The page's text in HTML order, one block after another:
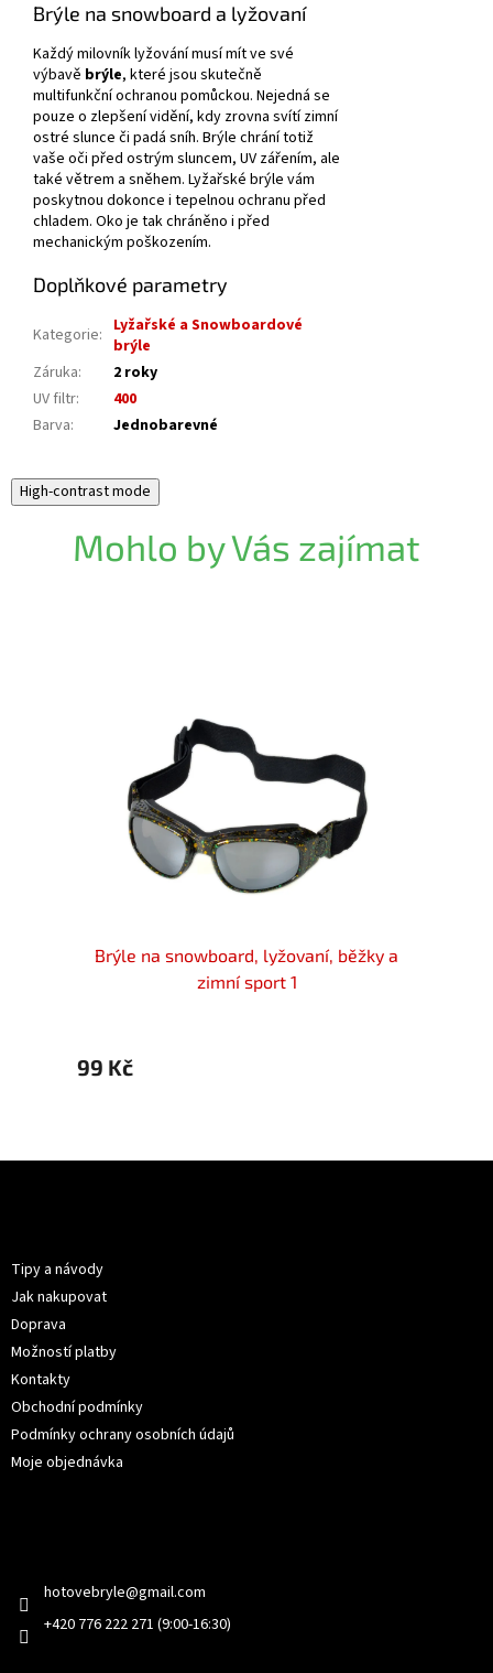
Brýle na snowboard a lyžovaní
Každý milovník lyžování musí mít ve své
výbavě brýle, které jsou skutečně
multifunkční ochranou pomůckou. Nejedná se
pouze o zlepšení vidění, kdy zrovna svítí zimní
ostré slunce či padá sníh. Brýle chrání totiž
vaše oči před ostrým sluncem, UV zářením, ale
také větrem a sněhem. Lyžařské brýle vám
poskytnou dokonce i tepelnou ochranu před
chladem. Oko je tak chráněno i před
mechanickým poškozením.
Doplňkové parametry
Kategorie: Lyžařské a Snowboardové
brýle
Záruka:
2 roky
UV filtr:
400
Barva: Jednobarevné
High-contrast mode
Mohlo by Vás zajímat
Brýle na snowboard, lyžovaní, běžky a
zimní sport 1
99 Kč
Tipy a návody
Jak nakupovat
Doprava
Možností platby
Kontakty
Obchodní podmínky
Podmínky ochrany osobních údajů
Moje objednávka
hotovebryle@gmail.com
+420 776 222 271 (9:00-16:30)